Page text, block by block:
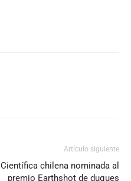
Artículo siguiente
Científica chilena nominada al
premio Earthshot de duques